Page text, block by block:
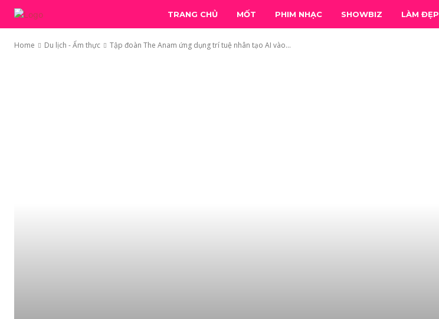
TRANG CHỦ MỐT PHIM NHẠC SHOWBIZ LÀM ĐẸP
Home Du lịch - Ẩm thực Tập đoàn The Anam ứng dụng trí tuệ nhân tạo AI vào...